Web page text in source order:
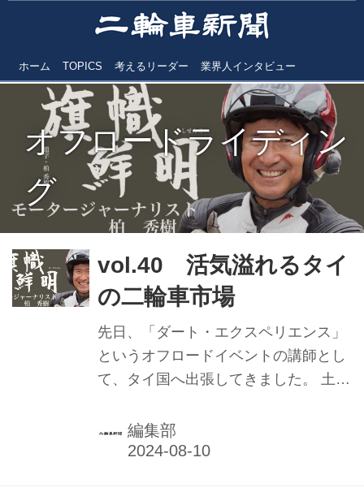
ホーム TOPICS 考えるリーダー 業界人インタビュー
オフロードライディン
グ
vol.40 活気溢れるタイ
の二輪車市場
先日、「ダート・エクスペリエンス」
というオフロードイベントの講師とし
て、タイ国へ出張してきました。 土曜
がメイン、日曜日は450ccまでの中級
以上のライダーを担当。いずれも午前
編集部